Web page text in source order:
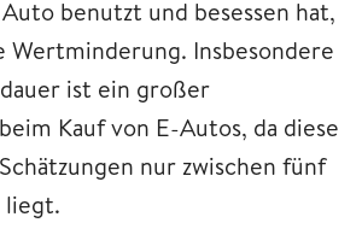
benutzt und besessen hat,
Wertminderung. Insbesondere
ist ein großer
Kauf von E-Autos, da diese
nur zwischen fünf
liegt.